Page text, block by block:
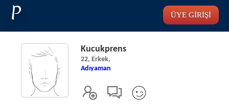
P ÜYE GİRİŞİ
Kucukprens
22, Erkek,
Adıyaman